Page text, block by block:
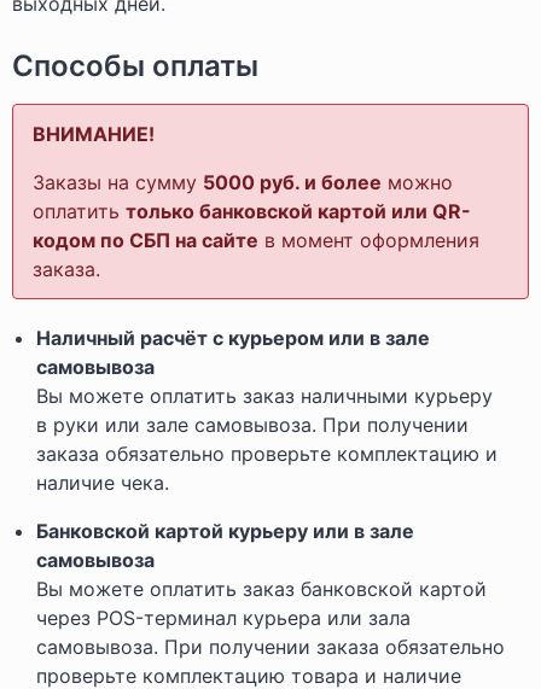
Способы оплаты
ВНИМАНИЕ!
Заказы на сумму 5000 руб. и более можно
оплатить только банковской картой или QR-
кодом по СБП на сайте в момент оформления
заказа.
Наличный расчёт с курьером или в зале
самовывоза
Вы можете оплатить заказ наличными курьеру
в руки или зале самовывоза. При получении
заказа обязательно проверьте комплектацию и
наличие чека.
Банковской картой курьеру или в зале
самовывоза
Вы можете оплатить заказ банковской картой
через POS-терминал курьера или зала
самовывоза. При получении заказа обязательно
проверьте комплектацию товара и наличие